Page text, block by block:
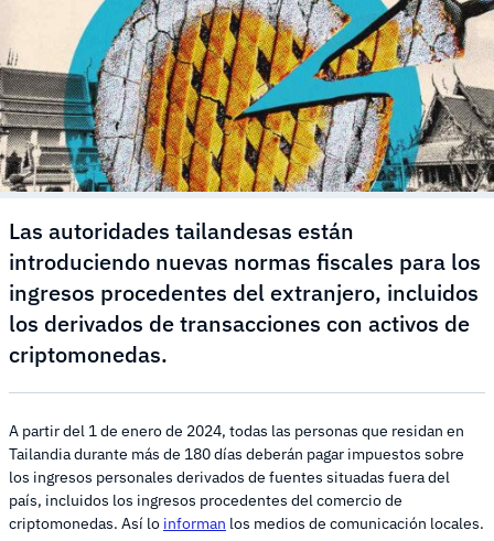
Las autoridades tailandesas están
introduciendo nuevas normas fiscales para los
ingresos procedentes del extranjero, incluidos
los derivados de transacciones con activos de
criptomonedas.
A partir del 1 de enero de 2024, todas las personas que residan en
Tailandia durante más de 180 días deberán pagar impuestos sobre
los ingresos personales derivados de fuentes situadas fuera del
país, incluidos los ingresos procedentes del comercio de
criptomonedas. Así lo informan los medios de comunicación locales.